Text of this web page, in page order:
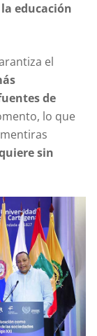
educación
el
de
lo que
sin